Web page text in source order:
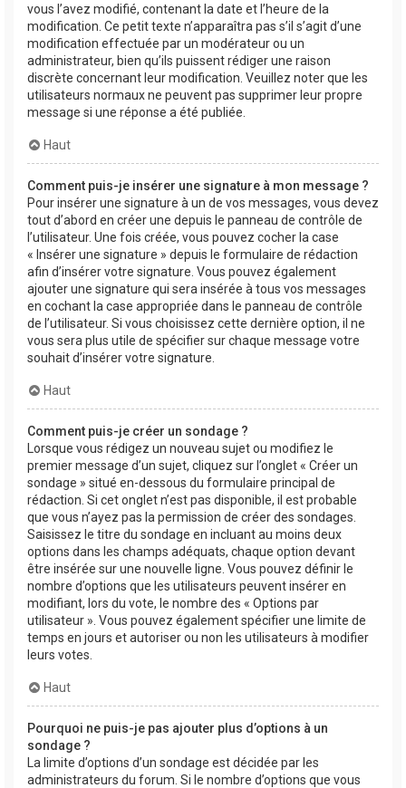
vous l’avez modifié, contenant la date et l’heure de la
modification. Ce petit texte n’apparaîtra pas s’il s’agit d’une
modification effectuée par un modérateur ou un
administrateur, bien qu’ils puissent rédiger une raison
discrète concernant leur modification. Veuillez noter que les
utilisateurs normaux ne peuvent pas supprimer leur propre
message si une réponse a été publiée.
Haut
Comment puis-je insérer une signature à mon message ?
Pour insérer une signature à un de vos messages, vous devez
tout d’abord en créer une depuis le panneau de contrôle de
l’utilisateur. Une fois créée, vous pouvez cocher la case
« Insérer une signature » depuis le formulaire de rédaction
afin d’insérer votre signature. Vous pouvez également
ajouter une signature qui sera insérée à tous vos messages
en cochant la case appropriée dans le panneau de contrôle
de l’utilisateur. Si vous choisissez cette dernière option, il ne
vous sera plus utile de spécifier sur chaque message votre
souhait d’insérer votre signature.
Haut
Comment puis-je créer un sondage ?
Lorsque vous rédigez un nouveau sujet ou modifiez le
premier message d’un sujet, cliquez sur l’onglet « Créer un
sondage » situé en-dessous du formulaire principal de
rédaction. Si cet onglet n’est pas disponible, il est probable
que vous n’ayez pas la permission de créer des sondages.
Saisissez le titre du sondage en incluant au moins deux
options dans les champs adéquats, chaque option devant
être insérée sur une nouvelle ligne. Vous pouvez définir le
nombre d’options que les utilisateurs peuvent insérer en
modifiant, lors du vote, le nombre des « Options par
utilisateur ». Vous pouvez également spécifier une limite de
temps en jours et autoriser ou non les utilisateurs à modifier
leurs votes.
Haut
Pourquoi ne puis-je pas ajouter plus d’options à un
sondage ?
La limite d’options d’un sondage est décidée par les
administrateurs du forum. Si le nombre d’options que vous